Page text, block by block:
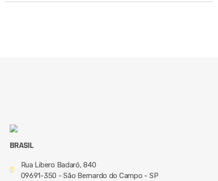
BRASIL
Rua Libero Badaró, 840
09691-350 - São Bernardo do Campo - SP